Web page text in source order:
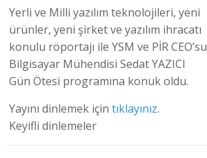
Yerli ve Milli yazılım teknolojileri, yeni
ürünler, yeni şirket ve yazılım ihracatı
konulu röportajı ile YSM ve PİR CEO’su
Bilgisayar Mühendisi Sedat YAZICI
Gün Ötesi programına konuk oldu.
Yayını dinlemek için tıklayınız.
Keyifli dinlemeler